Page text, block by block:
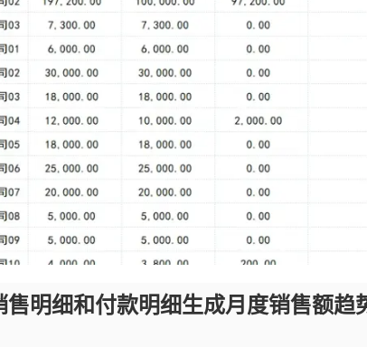
明细和付款明细生成月度销售额趋